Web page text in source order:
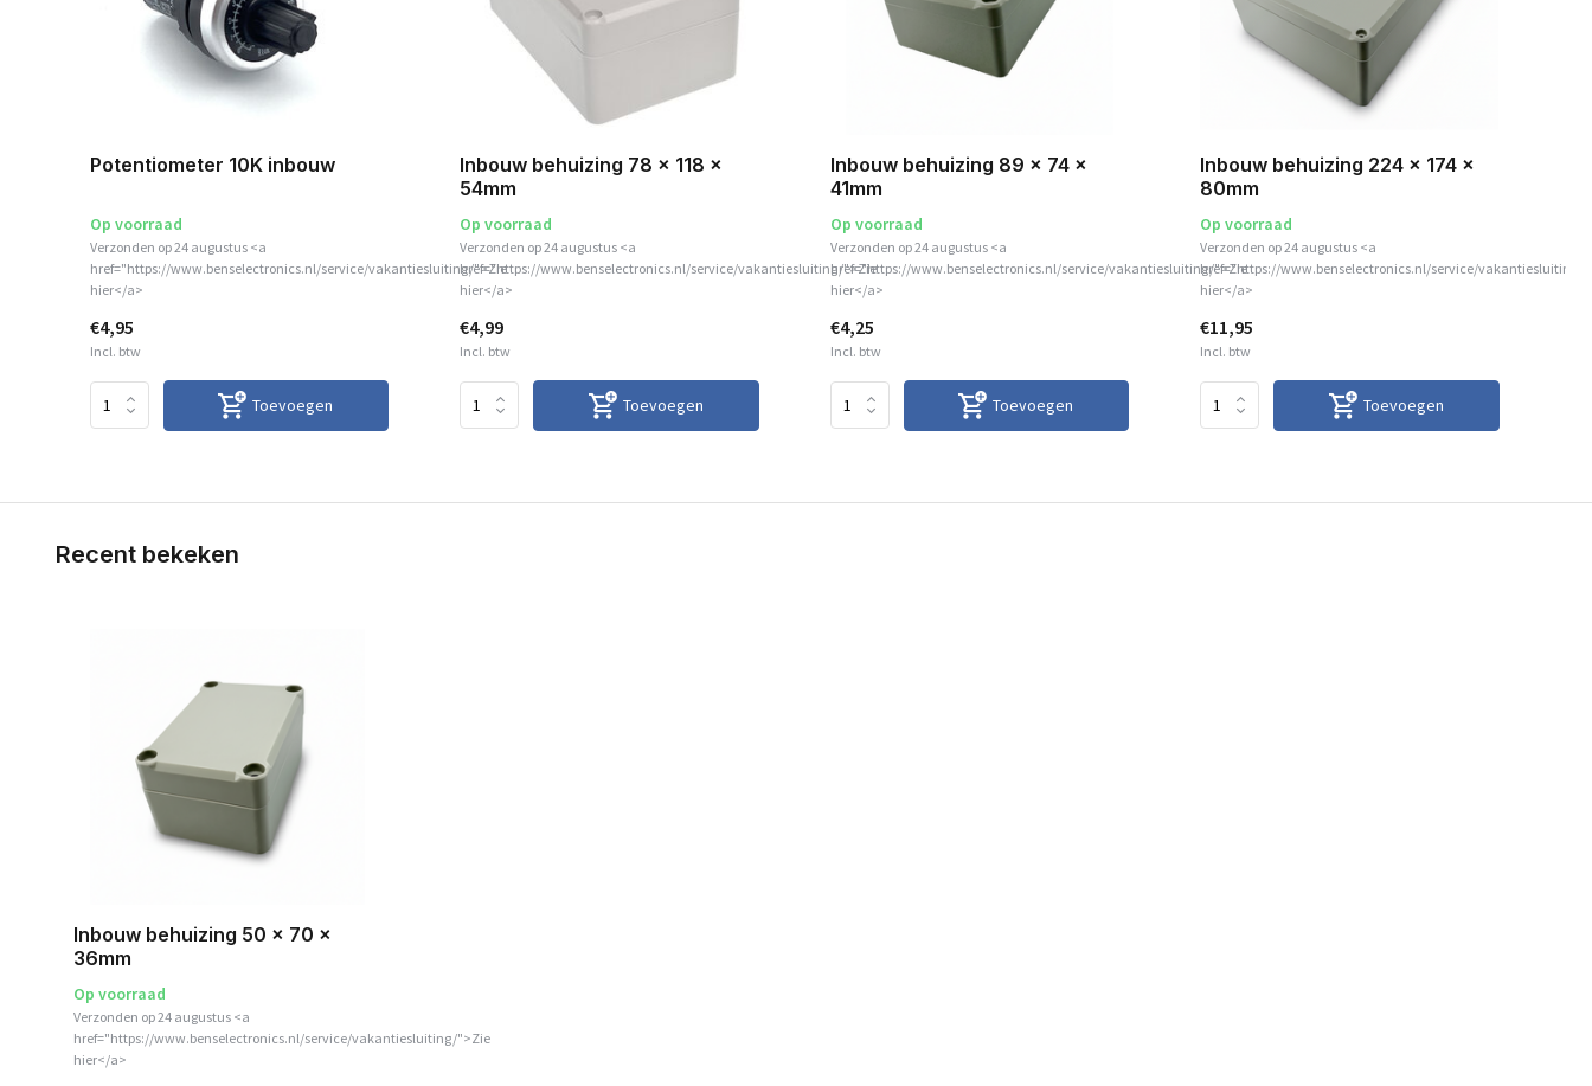
Potentiometer 10K inbouw
Op voorraad
Verzonden op 24 augustus <a
href="https://www.benselectronics.nl/service/vakantiesluiting/">Zie
hier</a>
€4,95
Incl. btw
Toevoegen
Inbouw behuizing 78 x 118 x
54mm
Op voorraad
Verzonden op 24 augustus <a
href="https://www.benselectronics.nl/service/vakantiesluiting/">Zie
hier</a>
€4,99
Incl. btw
Toevoegen
Inbouw behuizing 89 x 74 x
41mm
Op voorraad
Verzonden op 24 augustus <a
href="https://www.benselectronics.nl/service/vakantiesluiting/">Zie
hier</a>
€4,25
Incl. btw
Toevoegen
Inbouw behuizing 224 x 174 x
80mm
Op voorraad
Verzonden op 24 augustus <a
href="https://www.benselectronics.nl/service/vakantiesluiting/
hier</a>
€11,95
Incl. btw
Toevoegen
Recent bekeken
Inbouw behuizing 50 x 70 x
36mm
Op voorraad
Verzonden op 24 augustus <a
href="https://www.benselectronics.nl/service/vakantiesluiting/">Zie
hier</a>